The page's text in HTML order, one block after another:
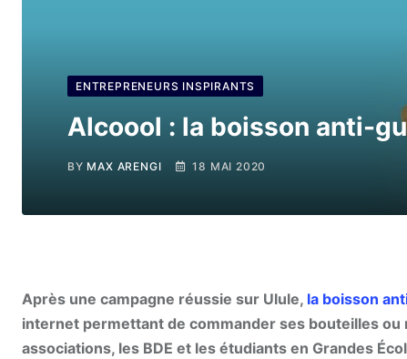
ENTREPRENEURS INSPIRANTS
Alcoool : la boisson anti-
BY MAX ARENGI 18 MAI 2020
Après une campagne réussie sur Ulule, la boisson
internet permettant de commander ses bouteilles ou
associations, les BDE et les étudiants en Grandes